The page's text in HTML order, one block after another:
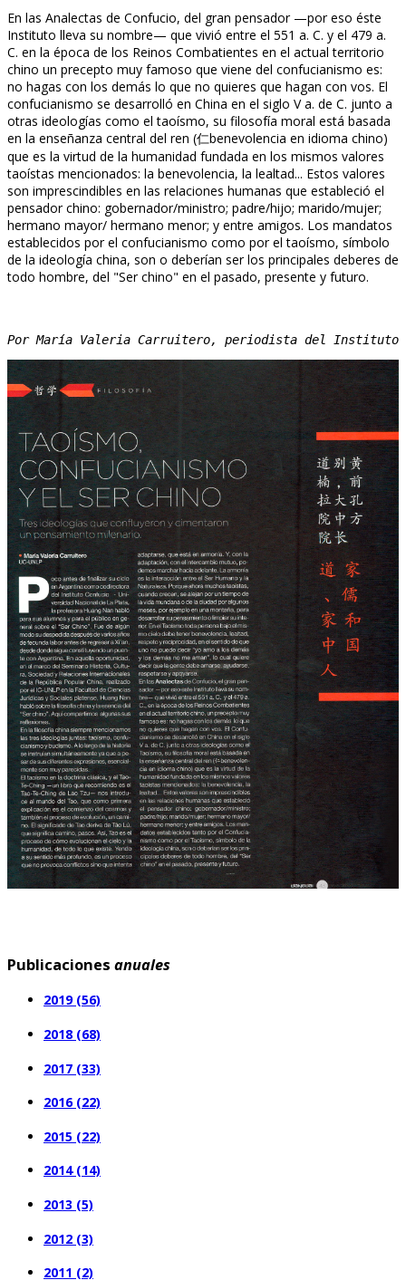
En las Analectas de Confucio, del gran pensador —por eso éste
Instituto lleva su nombre— que vivió entre el 551 a. C. y el 479 a.
C. en la época de los Reinos Combatientes en el actual territorio
chino un precepto muy famoso que viene del confucianismo es:
no hagas con los demás lo que no quieres que hagan con vos. El
confucianismo se desarrolló en China en el siglo V a. de C. junto a
otras ideologías como el taoísmo, su filosofía moral está basada
en la enseñanza central del ren (仁benevolencia en idioma chino)
que es la virtud de la humanidad fundada en los mismos valores
taoístas mencionados: la benevolencia, la lealtad... Estos valores
son imprescindibles en las relaciones humanas que estableció el
pensador chino: gobernador/ministro; padre/hijo; marido/mujer;
hermano mayor/ hermano menor; y entre amigos. Los mandatos
establecidos por el confucianismo como por el taoísmo, símbolo
de la ideología china, son o deberían ser los principales deberes de
todo hombre, del "Ser chino" en el pasado, presente y futuro.
Por María Valeria Carruitero, periodista del Instituto
Publicaciones anuales
2019 (56)
2018 (68)
2017 (33)
2016 (22)
2015 (22)
2014 (14)
2013 (5)
2012 (3)
2011 (2)